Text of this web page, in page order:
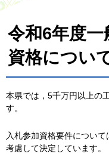
令和6年度
資格につい
本県では，5千万円以上の
す。
入札参加資格要件につい
考慮して決定しています。